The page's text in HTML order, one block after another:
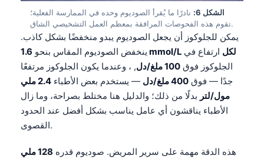
الشكل 6:
نادرًا ما يُقرأ الصوديوم وحده في الممارسة الفعلية؛
تقوم هذه الفحوصات المرافقة بمعظم العمل التشخيصي الشاق.
يمكن للجلوكوز أن يجعل الصوديوم يبدو منخفضًا بشكل كاذب.
ينخفض الصوديوم المقاس بنحو
1.6 mmol/L لكل ارتفاع في
الجلوكوز فوق 100 ملغ/دل
, ، وعندما يكون الجلوكوز مرتفعًا
جدًا — فوق 400 ملغ/دل — يستخدم بعض الأطباء
2.4 ملي
مول/لتر بدلًا من ذلك؛ والدليل هنا مختلط بصراحة، وما زال
الأطباء يناقشون أي عامل يناسب بشكل أفضل عند الحدود
القصوى.
هذه الدقة مهمة على سرير المريض. صوديوم قدره
128 ملي